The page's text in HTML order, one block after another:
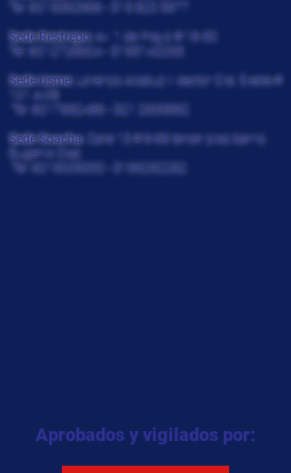
Tel: 6015362966 - 315 820 5977
Sede Restrepo: Av. 1 de mayo # 16-30
Tel: 6012726924- 3195142033
Sede Usme: Lorenzo Alcatuz II sector Cra. 5 este #
101 A-08
Tel: 6017682486 - 321 2935892
Sede Soacha: Calle 13 # 9-69 tercer piso barrio
Eugenio Diaz
Tel: 6019009330 - 3166292292
Aprobados y vigilados por: